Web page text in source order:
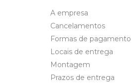
A empresa
Cancelamentos
Formas de pagamento
Locais de entrega
Montagem
Prazos de entrega